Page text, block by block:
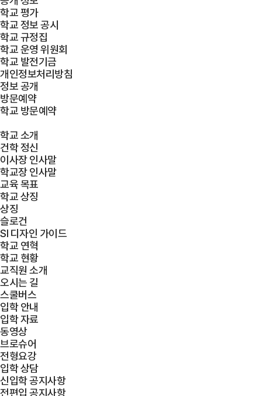
학교 평가
학교 정보 공시
학교 규정집
학교 운영 위원회
학교 발전기금
개인정보처리방침
정보 공개
방문예약
학교 방문예약
학교 소개
건학 정신
이사장 인사말
학교장 인사말
교육 목표
학교 상징
상징
슬로건
SI 디자인 가이드
학교 연혁
학교 현황
교직원 소개
오시는 길
스쿨버스
입학 안내
입학 자료
동영상
브로슈어
전형요강
입학 상담
신입학 공지사항
전편입 공지사항